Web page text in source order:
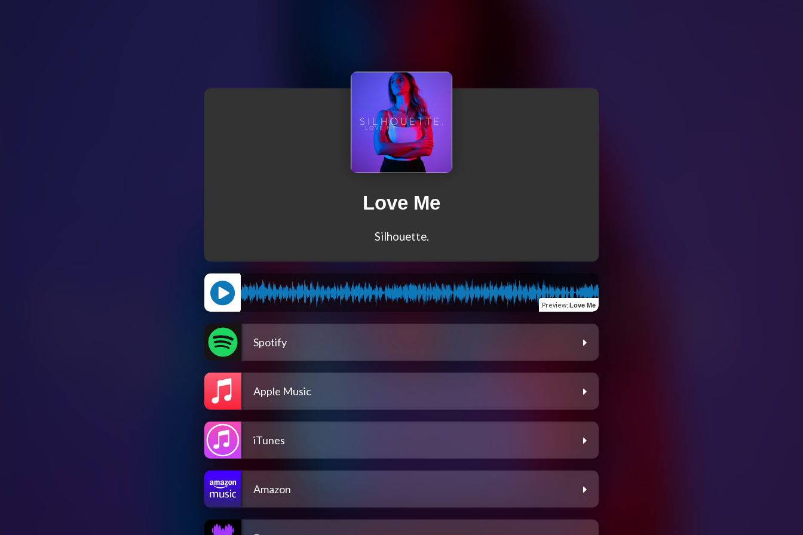
Love Me
Silhouette.
Preview: Love Me
Spotify
Apple Music
iTunes
Amazon